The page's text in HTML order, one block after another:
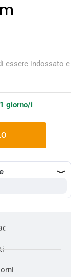
essere indossato e
giorno/i